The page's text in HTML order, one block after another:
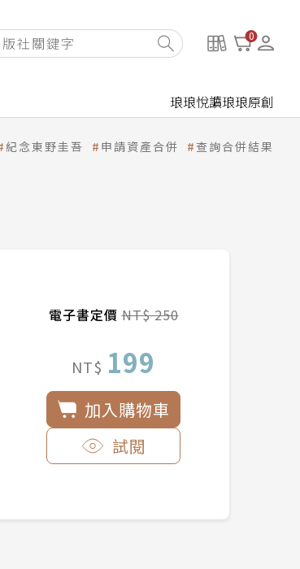
0
琅琅悅讀琅琅原創
紀念東野圭吾 申請資產合併 查詢合併結果
電子書定價NT$ 250
NT$ 199
加入購物車
試閱